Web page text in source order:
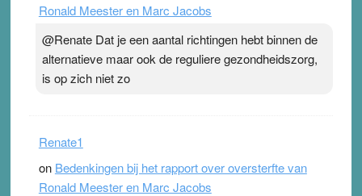
Ronald Meester en Marc Jacobs
@Renate Dat je een aantal richtingen hebt binnen de
alternatieve maar ook de reguliere gezondheidszorg,
is op zich niet zo
Renate1
on Bedenkingen bij het rapport over oversterfte van
Ronald Meester en Marc Jacobs